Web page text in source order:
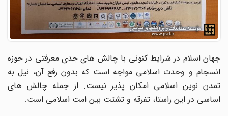
جهان اسلام در شرایط کنونی با چالش های جدی معرفتی در حوزه
انسجام و وحدت اسلامی مواجه است که بدون رفع آن، نیل به
تمدن نوین اسلامی امکان پذیر نیست. از جمله چالش های
اساسی در این راستا، تفرقه و تشتت بین امت اسلامی است.